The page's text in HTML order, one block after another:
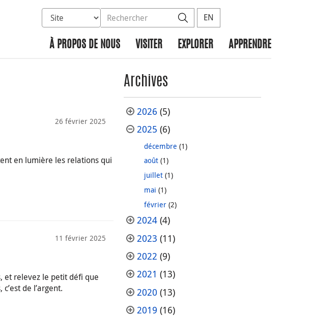
Sélectionnez la base de données à rechercher
Rechercher dans le site Rechercher
EN
À PROPOS DE NOUS VISITER EXPLORER APPRENDRE
26 février 2025
en lumière les relations qui
11 février 2025
et relevez le petit défi que
de l’argent.
Archives
2026 (5)
2025 (6)
décembre (1)
août(1)
juillet(1)
mai (1)
février(2)
2024(4)
2023 (11)
2022 (9)
2021 (13)
2020 (13)
2019 (16)